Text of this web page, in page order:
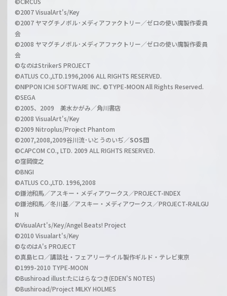
r
z
i
l
h
a
n
l
©2007 VisualArt's/Key
©2007 ヤマグチノボル･メディアファクトリー／ゼロの使い魔製作委員
会
©2008 ヤマグチノボル･メディアファクトリー／ゼロの使い魔製作委員
会
©なのはStrikerS PROJECT
©ATLUS CO.,LTD.1996,2006 ALL RIGHTS RESERVED.
©NIPPON ICHI SOFTWARE INC. ©TYPE-MOON All Rights Reserved.
©SEGA
©2005、2009 美水かがみ／角川書店
©2008 VisualArt's/Key
©2009 Nitroplus/Project Phantom
©2007,2008,2009谷川流･いとうのいぢ／SOS団
©CAPCOM CO., LTD. 2009 ALL RIGHTS RESERVED.
©窪岡俊之
©BNGI
©ATLUS CO.,LTD. 1996,2008
©鎌池和馬／アスキー・メディアワークス／PROJECT-INDEX
©鎌池和馬／冬川基／アスキー・メディアワークス／PROJECT-RAILGU
N
©VisualArt's/Key/Angel Beats! Project
©2010 Visualart's/Key
©なのはA's PROJECT
©真島ヒロ／講談社・フェアリーテイル製作ギルド・テレビ東京
©1999-2010 TYPE-MOON
©Bushiroad illust:たにはらなつき(EDEN'S NOTES)
©Bushiroad/Project MILKY HOLMES